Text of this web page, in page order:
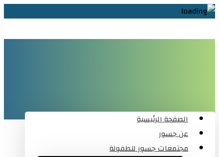
الصفحة الرئيسية
عن جسور
مجتمعات جسور للطفولة